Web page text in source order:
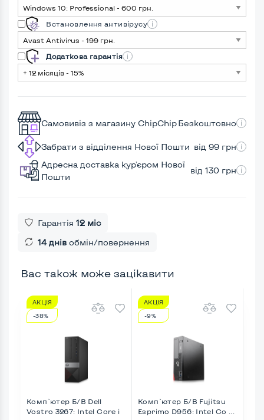
Встановлення антивірусу
Додаткова гарантія
Самовивіз з магазину ChipChipБезкоштовно
Забрати з відділення Нової Пошти від 99 грн
Адресна доставка кур'єром Нової
Пошти
від 130 грн
Гарантія 12 міс
14 днів обмін/повернення
Вас також може зацікавити
АКЦІЯ
-38%
Комп`ютер Б/В Dell
Vostro 3267: Intel Core i
АКЦІЯ
-9%
Комп`ютер Б/В Fujitsu
Esprimo D956: Intel Co ...